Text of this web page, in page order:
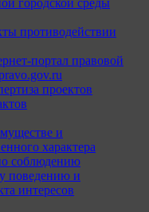
городской среды
противодействии
портал правовой
проектов
и
характера
соблюдению
поведению и
интересов